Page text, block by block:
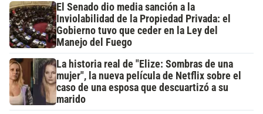
El Senado dio media sanción a la
Inviolabilidad de la Propiedad Privada: el
Gobierno tuvo que ceder en la Ley del
Manejo del Fuego
La historia real de "Elize: Sombras de una
mujer", la nueva película de Netflix sobre el
caso de una esposa que descuartizó a su
marido